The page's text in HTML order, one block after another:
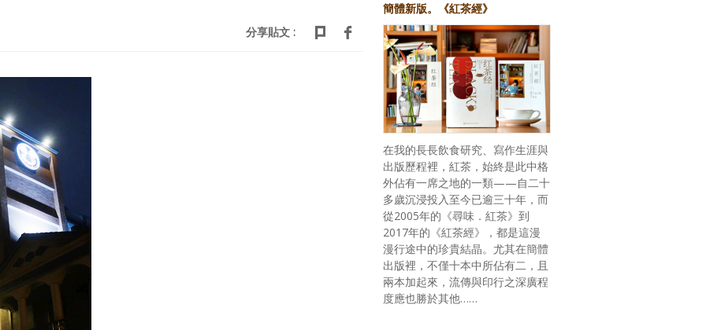
分享貼文 :
簡體新版。《紅茶經》
在我的長長飲食研究、寫作生涯與
出版歷程裡，紅茶，始終是此中格
外佔有一席之地的一類——自二十
多歲沉浸投入至今已逾三十年，而
從2005年的《尋味．紅茶》到
2017年的《紅茶經》，都是這漫
漫行途中的珍貴結晶。尤其在簡體
出版裡，不僅十本中所佔有二，且
兩本加起來，流傳與印行之深廣程
度應也勝於其他……